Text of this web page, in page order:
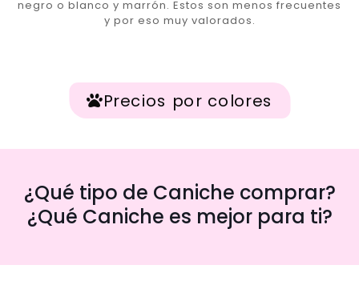
negro o blanco y marrón. Estos son menos frecuentes
y por eso muy valorados.
Precios por colores
¿Qué tipo de Caniche comprar?
¿Qué Caniche es mejor para ti?